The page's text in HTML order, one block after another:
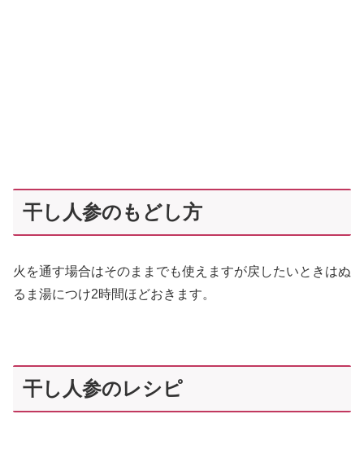
干し人参のもどし方
火を通す場合はそのままでも使えますが戻したいときはぬ
るま湯につけ2時間ほどおきます。
干し人参のレシピ